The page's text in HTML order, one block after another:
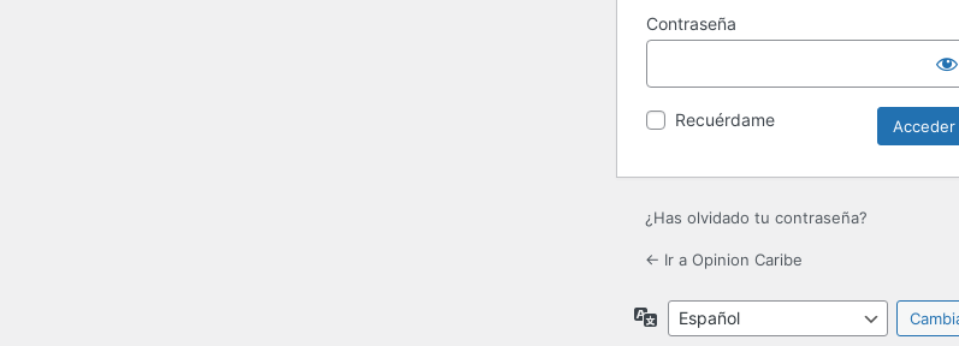
Contraseña
Recuérdame
¿Has olvidado tu contraseña?
← Ir a Opinion Caribe
Idioma